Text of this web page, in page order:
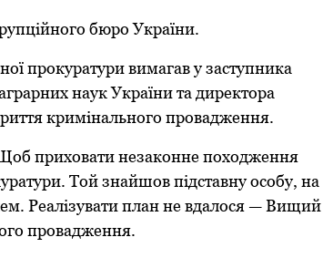
бюро України.
прокуратури вимагав у заступника
наук України та директора
кримінального провадження.
приховати незаконне походження
Той знайшов підставну особу, на
Реалізувати план не вдалося — Вищий
провадження.